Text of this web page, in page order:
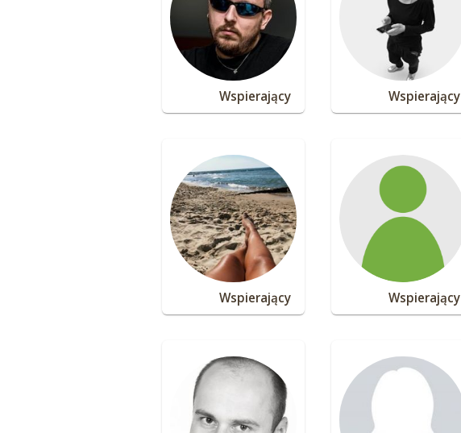
Wspierający Wspierający
Wspierający Wspierający